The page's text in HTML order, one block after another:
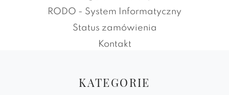
RODO - System Informatyczny
Status zamówienia
Kontakt
KATEGORIE